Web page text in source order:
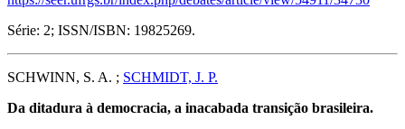
Série: 2; ISSN/ISBN: 19825269.
SCHWINN, S. A. ; SCHMIDT, J. P.
Da ditadura à democracia, a inacabada transição brasileira.